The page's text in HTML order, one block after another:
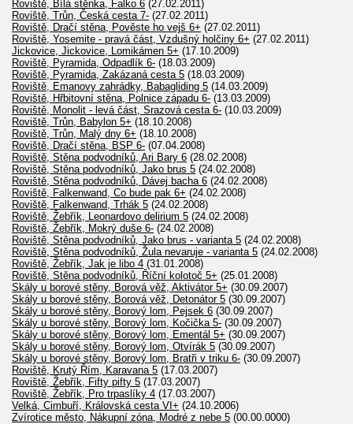
Roviště, Bílá stěnka, Falko 6 (27.02.2011)
Roviště, Trůn, Česká cesta 7- (27.02.2011)
Roviště, Dračí stěna, Pověste ho vejš 6+ (27.02.2011)
Roviště, Yosemite - pravá část, Vzdušný holčiny 6+ (27.02.2011)
Jickovice, Jickovice, Lomikámen 5+ (17.10.2009)
Roviště, Pyramida, Odpadlík 6- (18.03.2009)
Roviště, Pyramida, Zakázaná cesta 5 (18.03.2009)
Roviště, Emanovy zahrádky, Babagliding 5 (14.03.2009)
Roviště, Hřbitovní stěna, Polnice západu 6- (13.03.2009)
Roviště, Monolit - levá část, Srazová cesta 6- (10.03.2009)
Roviště, Trůn, Babylon 5+ (18.10.2008)
Roviště, Trůn, Malý dny 6+ (18.10.2008)
Roviště, Dračí stěna, BSP 6- (07.04.2008)
Roviště, Stěna podvodníků, Ari Bary 6 (28.02.2008)
Roviště, Stěna podvodníků, Jako brus 5 (24.02.2008)
Roviště, Stěna podvodníků, Dávej bacha 6 (24.02.2008)
Roviště, Falkenwand, Co bude pak 6+ (24.02.2008)
Roviště, Falkenwand, Trhák 5 (24.02.2008)
Roviště, Žebřík, Leonardovo delirium 5 (24.02.2008)
Roviště, Žebřík, Mokrý duše 6- (24.02.2008)
Roviště, Stěna podvodníků, Jako brus - varianta 5 (24.02.2008)
Roviště, Stěna podvodníků, Žula nevaruje - varianta 5 (24.02.2008)
Roviště, Žebřík, Jak je libo 4 (31.01.2008)
Roviště, Stěna podvodníků, Říční kolotoč 5+ (25.01.2008)
Skály u borové stěny, Borová věž, Aktivátor 5+ (30.09.2007)
Skály u borové stěny, Borová věž, Detonátor 5 (30.09.2007)
Skály u borové stěny, Borový lom, Pejsek 6 (30.09.2007)
Skály u borové stěny, Borový lom, Kočička 5- (30.09.2007)
Skály u borové stěny, Borový lom, Ementál 5+ (30.09.2007)
Skály u borové stěny, Borový lom, Otvírák 5 (30.09.2007)
Skály u borové stěny, Borový lom, Bratři v triku 6- (30.09.2007)
Roviště, Krutý Řím, Karavana 5 (17.03.2007)
Roviště, Žebřík, Fifty pifty 5 (17.03.2007)
Roviště, Žebřík, Pro trpaslíky 4 (17.03.2007)
Velká, Cimbuří, Královská cesta VI+ (24.10.2006)
Zvírotice město, Nákupní zóna, Modré z nebe 5 (00.00.0000)